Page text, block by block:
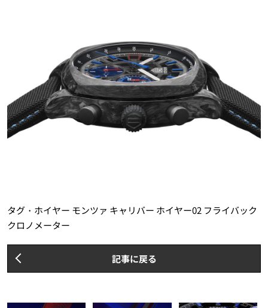
タグ・ホイヤー モンツァ キャリバー ホイヤー02 フライバック
クロノメーター
記事に戻る